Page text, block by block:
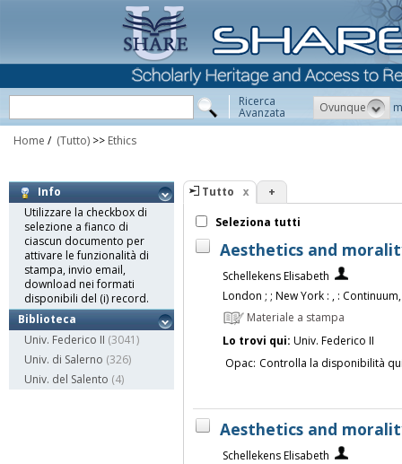
Ricerca
Avanzata Ovunque
Home / (Tutto) >> Ethics
Info
Utilizzare la checkbox di
selezione a fianco di
ciascun documento per
attivare le funzionalità di
stampa, invio email,
download nei formati
disponibili del (i) record.
Biblioteca
Univ. Federico II (3041)
Univ. di Salerno (326)
Univ. del Salento (4)
Tutto +
Seleziona tutti
Aesthetics and
Schellekens Elisabeth
London ; ; New York : , :
Materiale a stampa
Lo trovi qui: Univ. Federico II
Opac: Controlla la disponibilità
Aesthetics and
Schellekens Elisabeth